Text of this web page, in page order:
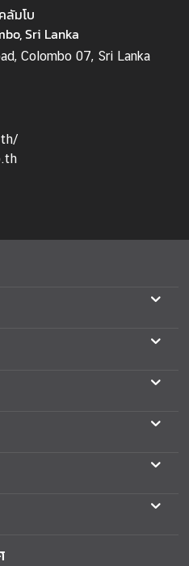
ลัมโบ
Sri Lanka
Colombo 07, Sri Lanka